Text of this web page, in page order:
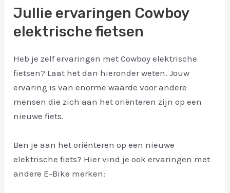
Jullie ervaringen Cowboy
elektrische fietsen
Heb je zelf ervaringen met Cowboy elektrische
fietsen? Laat het dan hieronder weten. Jouw
ervaring is van enorme waarde voor andere
mensen die zich aan het oriënteren zijn op een
nieuwe fiets.
Ben je aan het oriënteren op een nieuwe
elektrische fiets? Hier vind je ook ervaringen met
andere E-Bike merken: